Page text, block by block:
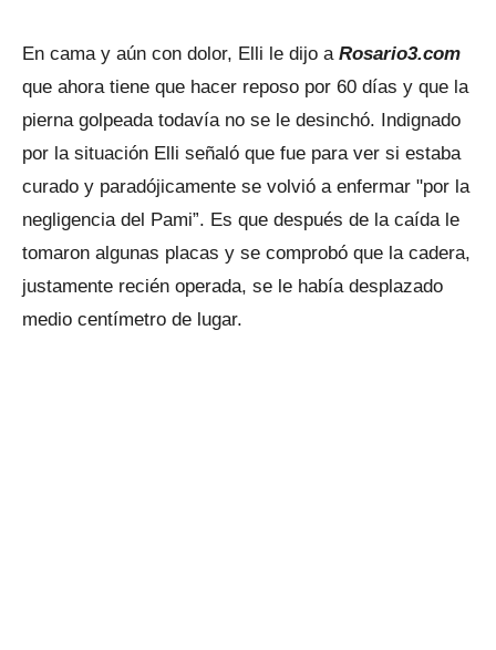
En cama y aún con dolor, Elli le dijo a Rosario3.com
que ahora tiene que hacer reposo por 60 días y que la
pierna golpeada todavía no se le desinchó. Indignado
por la situación Elli señaló que fue para ver si estaba
curado y paradójicamente se volvió a enfermar "por la
negligencia del Pami”. Es que después de la caída le
tomaron algunas placas y se comprobó que la cadera,
justamente recién operada, se le había desplazado
medio centímetro de lugar.